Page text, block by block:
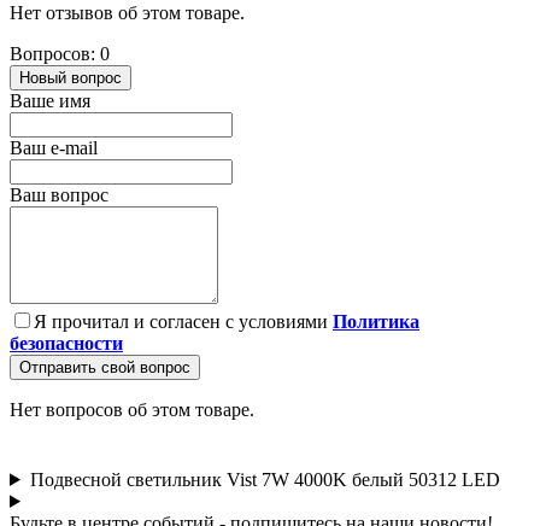
Нет отзывов об этом товаре.
Вопросов: 0
Новый вопрос
Ваше имя
Ваш e-mail
Ваш вопрос
Я прочитал и согласен с условиями Политика
безопасности
Отправить свой вопрос
Нет вопросов об этом товаре.
Подвесной светильник Vist 7W 4000K белый 50312 LED